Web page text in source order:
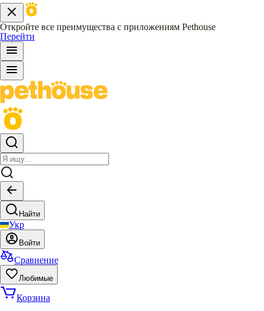
Откройте все преимущества с приложениям Pethouse
Перейти
Найти
Укр
Войти
Сравнение
Любимые
Корзина